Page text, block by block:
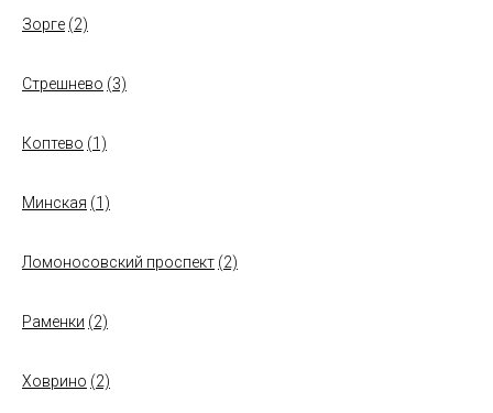
Зорге (2)
Стрешнево (3)
Коптево (1)
Минская (1)
Ломоносовский проспект (2)
Раменки (2)
Ховрино (2)